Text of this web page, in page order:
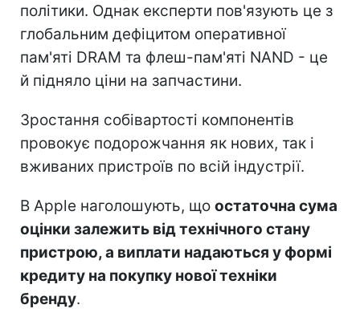
політики. Однак експерти пов'язують це з
глобальним дефіцитом оперативної
пам'яті DRAM та флеш-пам'яті NAND - це
й підняло ціни на запчастини.
Зростання собівартості компонентів
провокує подорожчання як нових, так і
вживаних пристроїв по всій індустрії.
В Apple наголошують, що остаточна сума
оцінки залежить від технічного стану
пристрою, а виплати надаються у формі
кредиту на покупку нової техніки
бренду.